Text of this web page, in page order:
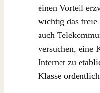
einen Vorteil
wichtig das freie
auch
versuchen, eine
Internet zu
Klasse